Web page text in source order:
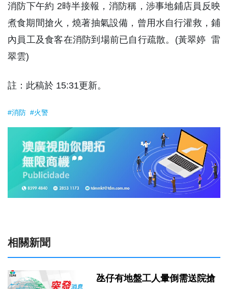
消防下午約 2時半接報，消防稱，涉事地鋪店員反映
煮食期間搶火，燒著抽氣設備，曾用水自行灌救，鋪
內員工及食客在消防到場前已自行疏散。(黃翠婷 雷
翠雲)
註：此稿於 15:31更新。
#消防 #火警
相關新聞
氹仔有地盤工人暈倒需送院搶